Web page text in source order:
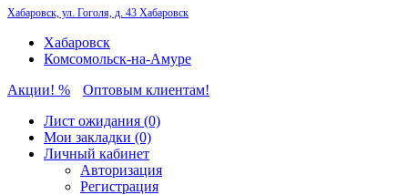
Хабаровск, ул. Гоголя, д. 43 Хабаровск
Хабаровск
Комсомольск-на-Амуре
Акции! %
Оптовым клиентам!
Лист ожидания (0)
Мои закладки (0)
Личный кабинет
Авторизация
Регистрация